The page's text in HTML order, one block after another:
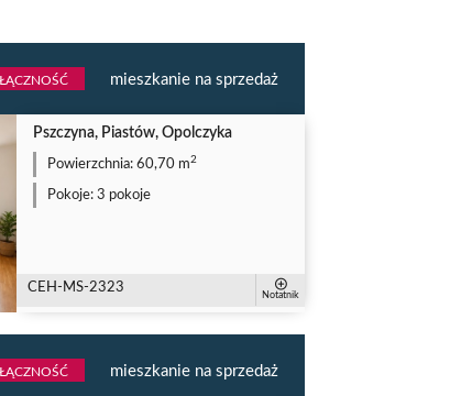
mieszkanie na sprzedaż
Pszczyna, Piastów, Opolczyka
Powierzchnia:60,70 m2
Pokoje:3 pokoje
CEH-MS-2323 Notatnik
mieszkanie na sprzedaż